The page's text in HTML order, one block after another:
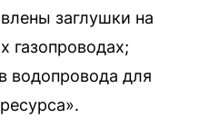
заглушки на
газопроводах;
водопровода для